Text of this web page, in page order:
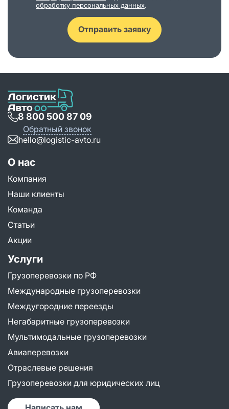
обработку персональных данных.
Отправить заявку
8 800 500 87 09
Обратный звонок
hello@logistic-avto.ru
О нас
Компания
Наши клиенты
Команда
Статьи
Акции
Услуги
Грузоперевозки по РФ
Международные грузоперевозки
Междугородние переезды
Негабаритные грузоперевозки
Мультимодальные грузоперевозки
Авиаперевозки
Отраслевые решения
Грузоперевозки для юридических лиц